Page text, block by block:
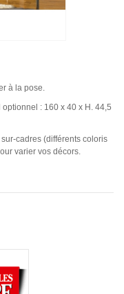
à la pose.
: 160 x 40 x H. 44,5
cadres (différents coloris
varier vos décors.